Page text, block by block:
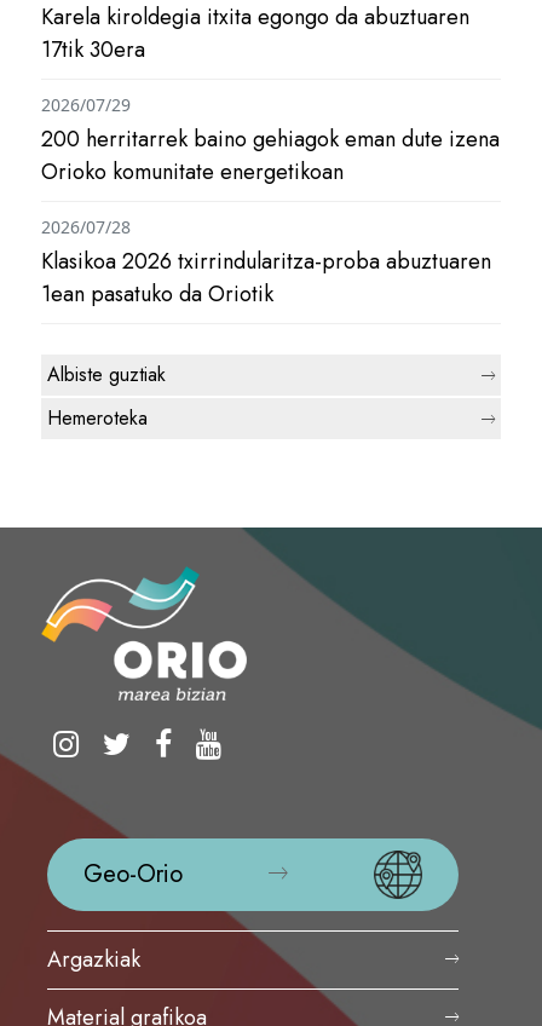
Karela kiroldegia itxita egongo da abuztuaren
17tik 30era
200 herritarrek baino gehiagok eman dute izena
Orioko komunitate energetikoan
2026/07/29
Klasikoa 2026 txirrindularitza-proba abuztuaren
1ean pasatuko da Oriotik
2026/07/28
Albiste guztiak
Hemeroteka
Geo-Orio
Argazkiak
Material grafikoa